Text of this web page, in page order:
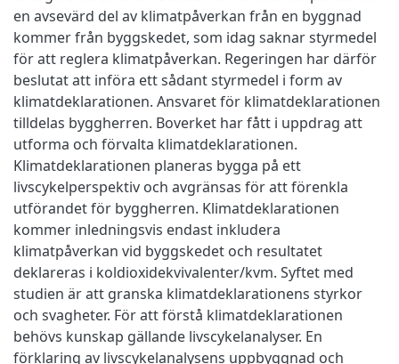
en avsevärd del av klimatpåverkan från en byggnad
kommer från byggskedet, som idag saknar styrmedel
för att reglera klimatpåverkan. Regeringen har därför
beslutat att införa ett sådant styrmedel i form av
klimatdeklarationen. Ansvaret för klimatdeklarationen
tilldelas byggherren. Boverket har fått i uppdrag att
utforma och förvalta klimatdeklarationen.
Klimatdeklarationen planeras bygga på ett
livscykelperspektiv och avgränsas för att förenkla
utförandet för byggherren. Klimatdeklarationen
kommer inledningsvis endast inkludera
klimatpåverkan vid byggskedet och resultatet
deklareras i koldioxidekvivalenter/kvm. Syftet med
studien är att granska klimatdeklarationens styrkor
och svagheter. För att förstå klimatdeklarationen
behövs kunskap gällande livscykelanalyser. En
förklaring av livscykelanalysens uppbyggnad och